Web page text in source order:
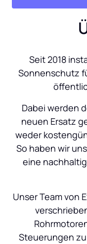
Seit 2018
Sonnenschutz
neuen Ersatz
weder
So haben wir
eine
Unser Team von
Steuerungen